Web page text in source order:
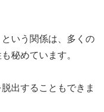
いう関係は、多くの
秘めています。
出することもできま